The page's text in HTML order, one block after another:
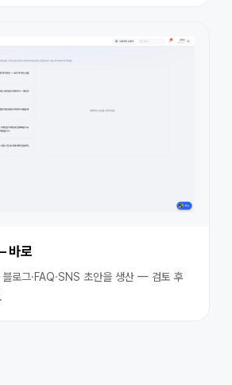
바로
블로그·FAQ·SNS 초안을 생산 — 검토 후